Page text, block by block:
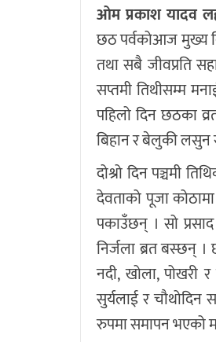
ओम प्रकाश यादव
छठ पर्वकोआज मुख्य
तथा सबै जीवप्रति
सप्तमी तिथीसम्म
पहिलो दिन छठका
बिहान र बेलुकी लसुन
दोश्रो दिन पञ्चमी
देवताको पूजा
पकाउँछन् । सो
निर्जला ब्रत बस्छन्
नदी, खोला, पोखरी
सुर्यलाई र चौथोदिन
रुपमा समापन भएको